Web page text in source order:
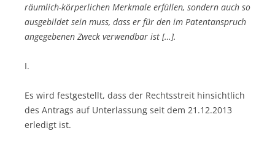
räumlich-körperlichen Merkmale erfüllen, sondern auch so
ausgebildet sein muss, dass er für den im Patentanspruch
angegebenen Zweck verwendbar ist […].
I.
Es wird festgestellt, dass der Rechtsstreit hinsichtlich
des Antrags auf Unterlassung seit dem 21.12.2013
erledigt ist.